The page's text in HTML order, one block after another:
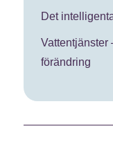
Det
Vattentjänster
förändring